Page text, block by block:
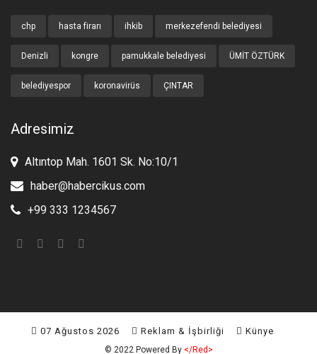
chp hasta firarı ihkib merkezefendi belediyesi
Denizli kongre pamukkale belediyesi ÜMİT ÖZTÜRK
belediyespor koronavirüs ÇINTAR
Adresimiz
Altıntop Mah. 1601 Sk. No:10/1
haber@habercikus.com
+99 333 1234567
07 Ağustos 2026 Reklam & İşbirliği Künye
© 2022 Powered By </red>